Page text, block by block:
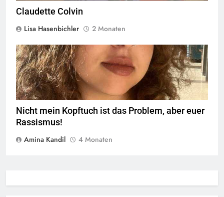
Claudette Colvin
Lisa Hasenbichler
2 Monaten
Amina Kandil © linkswende.org, CC-BY-SA-1.0
Nicht mein Kopftuch ist das Problem, aber euer
Rassismus!
Amina Kandil
4 Monaten